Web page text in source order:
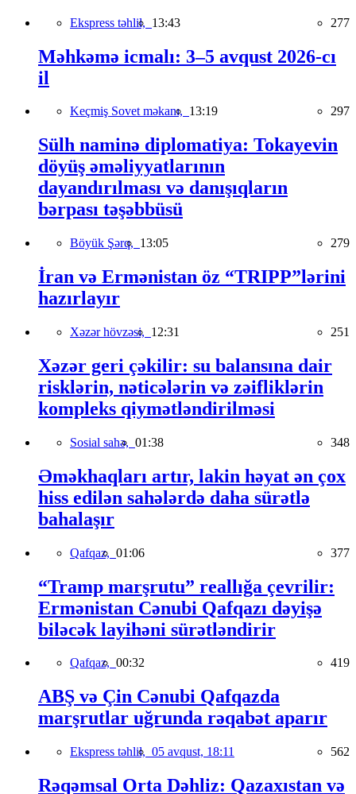
Ekspress təhlil, 13:43 277
Məhkəmə icmalı: 3–5 avqust 2026-cı
il
Keçmiş Sovet məkanı, 13:19 297
Sülh naminə diplomatiya: Tokayevin
döyüş əməliyyatlarının
dayandırılması və danışıqların
bərpası təşəbbüsü
Böyük Şərq, 13:05 279
İran və Ermənistan öz “TRIPP”lərini
hazırlayır
Xəzər hövzəsi, 12:31 251
Xəzər geri çəkilir: su balansına dair
risklərin, nəticələrin və zəifliklərin
kompleks qiymətləndirilməsi
Sosial sahə, 01:38 348
Əməkhaqları artır, lakin həyat ən çox
hiss edilən sahələrdə daha sürətlə
bahalaşır
Qafqaz, 01:06 377
“Tramp marşrutu” reallığa çevrilir:
Ermənistan Cənubi Qafqazı dəyişə
biləcək layihəni sürətləndirir
Qafqaz, 00:32 419
ABŞ və Çin Cənubi Qafqazda
marşrutlar uğrunda rəqabət aparır
Ekspress təhlil, 05 avqust, 18:11 562
Rəqəmsal Orta Dəhliz: Qazaxıstan və